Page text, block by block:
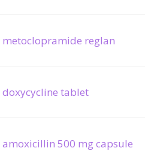
metoclopramide reglan
doxycycline tablet
amoxicillin 500 mg capsule